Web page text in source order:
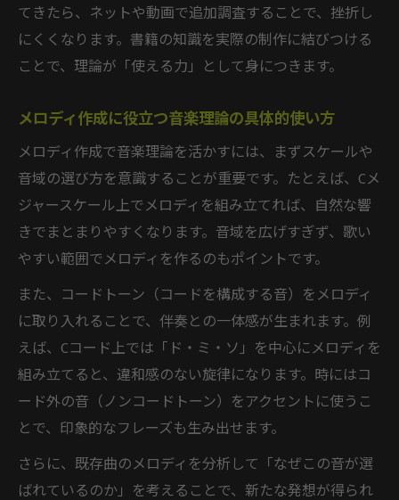
てきたら、ネットや動画で追加調査することで、挫折し
にくくなります。書籍の知識を実際の制作に結びつける
ことで、理論が「使える力」として身につきます。
メロディ作成に役立つ音楽理論の具体的使い方
メロディ作成で音楽理論を活かすには、まずスケールや
音域の選び方を意識することが重要です。たとえば、Cメ
ジャースケール上でメロディを組み立てれば、自然な響
きでまとまりやすくなります。音域を広げすぎず、歌い
やすい範囲でメロディを作るのもポイントです。
また、コードトーン（コードを構成する音）をメロディ
に取り入れることで、伴奏との一体感が生まれます。例
えば、Cコード上では「ド・ミ・ソ」を中心にメロディを
組み立てると、違和感のない旋律になります。時にはコ
ード外の音（ノンコードトーン）をアクセントに使うこ
とで、印象的なフレーズも生み出せます。
さらに、既存曲のメロディを分析して「なぜこの音が選
ばれているのか」を考えることで、新たな発想が得られ